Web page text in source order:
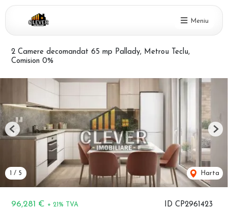
Meniu
2 Camere decomandat 65 mp Pallady, Metrou Teclu,
Comision 0%
ID CP2961423
96,281 € + 21% TVA
1 / 5 Harta
Previous